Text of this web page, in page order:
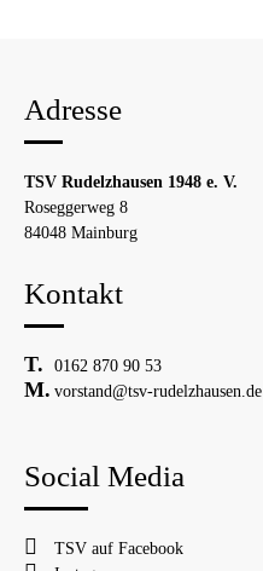
Adresse
TSV Rudelzhausen 1948 e. V.
Roseggerweg 8
84048 Mainburg
Kontakt
0162 870 90 53
vorstand@tsv-rudelzhausen.de
Social Media
TSV auf Facebook